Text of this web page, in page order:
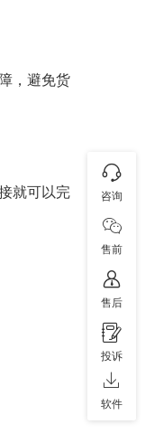
，避免货
就可以完
咨询
售前
售后
投诉
软件